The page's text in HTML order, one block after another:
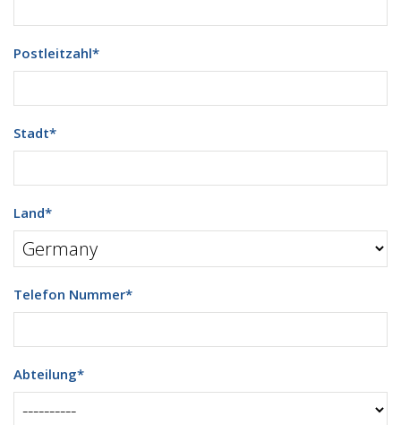
Postleitzahl*
Stadt*
Land*
Telefon Nummer*
Abteilung*